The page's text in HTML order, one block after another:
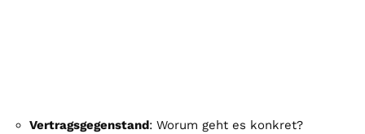
Vertragsgegenstand: Worum geht es konkret?